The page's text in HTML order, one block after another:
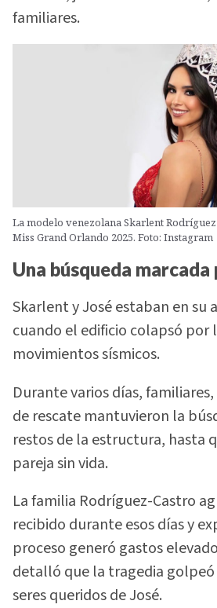
familiares.
La modelo venezolana Skarlent
Miss Grand Orlando 2025. Foto: Instagram
Una búsqueda
Skarlent y José estaban en su
cuando el edificio colapsó por
movimientos sísmicos.
Durante varios días,
de rescate mantuvieron la
restos de la estructura, hasta
pareja sin vida.
La familia Rodríguez-Castro
recibido durante esos días y
proceso generó gastos
detalló que la tragedia golpeó
seres queridos de José.